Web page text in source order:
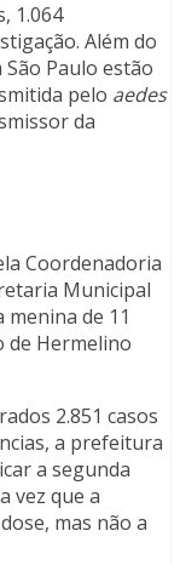
1.064
Além do
Paulo estão
pelo aedes
da
Coordenadoria
Municipal
menina de 11
de Hermelino
2.851 casos
a prefeitura
a segunda
vez que a
mas não a